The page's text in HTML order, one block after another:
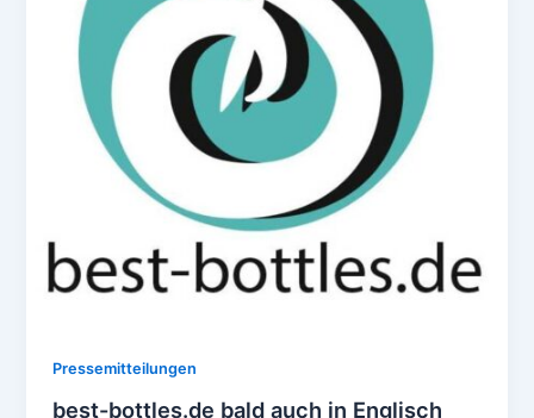
Pressemitteilungen
best-bottles.de bald auch in Englisch